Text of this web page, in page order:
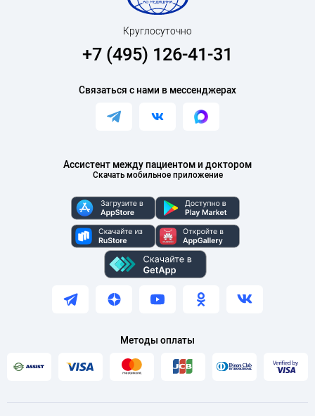
Ассистент между пациентом и доктором
Скачать мобильное приложение
Круглосуточно
+7 (495) 126-41-31
Связаться с нами в мессенджерах
Методы оплаты